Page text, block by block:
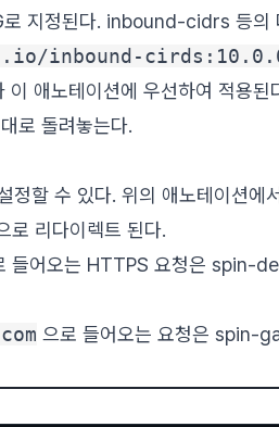
지정된다. inbound-cidrs 등의
inbound-
애노테이션에 우선하여 적용된
로 돌려놓는다.
할 수 있다. 위의 애노테이션
리다이렉트 된다.
들어오는 HTTPS 요청은 spin-
으로 들어오는 요청은 spin-